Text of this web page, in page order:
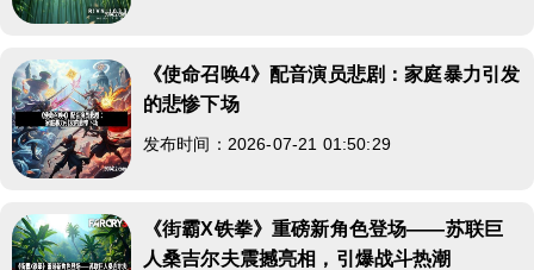
《使命召唤4》配音演员悲剧：家庭暴力引发
的悲惨下场
发布时间：2026-07-21 01:50:29
《街霸X铁拳》重磅新角色登场——苏联巨
人桑吉尔夫震撼亮相，引爆战斗热潮